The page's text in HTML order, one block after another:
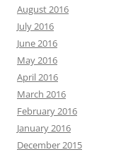
August 2016
July 2016
June 2016
May 2016
April 2016
March 2016
February 2016
January 2016
December 2015